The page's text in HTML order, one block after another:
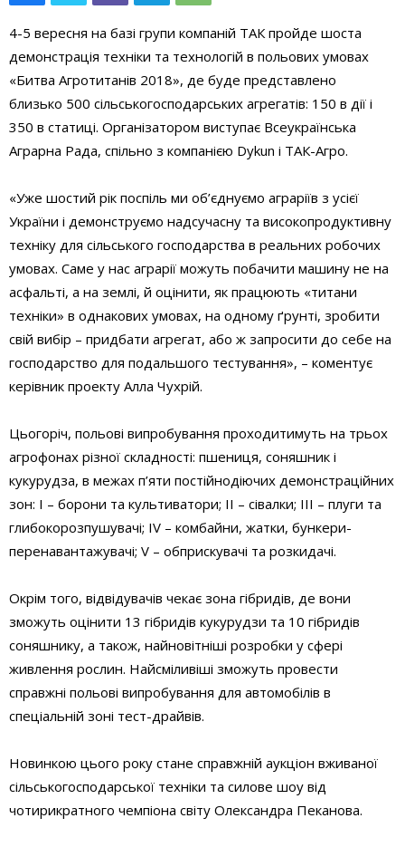
4-5 вересня на базі групи компаній ТАК пройде шоста
демонстрація техніки та технологій в польових умовах
«Битва Агротитанів 2018», де буде представлено
близько 500 сільськогосподарських агрегатів: 150 в дії і
350 в статиці. Організатором виступає Всеукраїнська
Аграрна Рада, спільно з компанією Dykun і ТАК-Агро.
«Уже шостий рік поспіль ми об’єднуємо аграріїв з усієї
України і демонструємо надсучасну та високопродуктивну
техніку для сільського господарства в реальних робочих
умовах. Саме у нас аграрії можуть побачити машину не на
асфальті, а на землі, й оцінити, як працюють «титани
техніки» в однакових умовах, на одному ґрунті, зробити
свій вибір – придбати агрегат, або ж запросити до себе на
господарство для подальшого тестування», – коментує
керівник проекту Алла Чухрій.
Цьогоріч, польові випробування проходитимуть на трьох
агрофонах різної складності: пшениця, соняшник і
кукурудза, в межах п’яти постійнодіючих демонстраційних
зон: І – борони та культиватори; ІІ – сівалки; ІІІ – плуги та
глибокорозпушувачі; ІV – комбайни, жатки, бункери-
перенавантажувачі; V – обприскувачі та розкидачі.
Окрім того, відвідувачів чекає зона гібридів, де вони
зможуть оцінити 13 гібридів кукурудзи та 10 гібридів
соняшнику, а також, найновітніші розробки у сфері
живлення рослин. Найсміливіші зможуть провести
справжні польові випробування для автомобілів в
спеціальній зоні тест-драйвів.
Новинкою цього року стане справжній аукціон вживаної
сільськогосподарської техніки та силове шоу від
чотирикратного чемпіона світу Олександра Пеканова.